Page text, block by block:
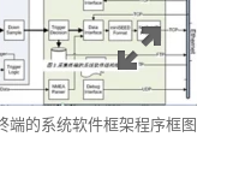
端的系统软件框架程序框图